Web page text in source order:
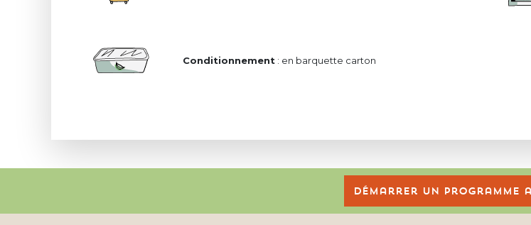
Conditionnement : en barquette carton
Démarrer un programme